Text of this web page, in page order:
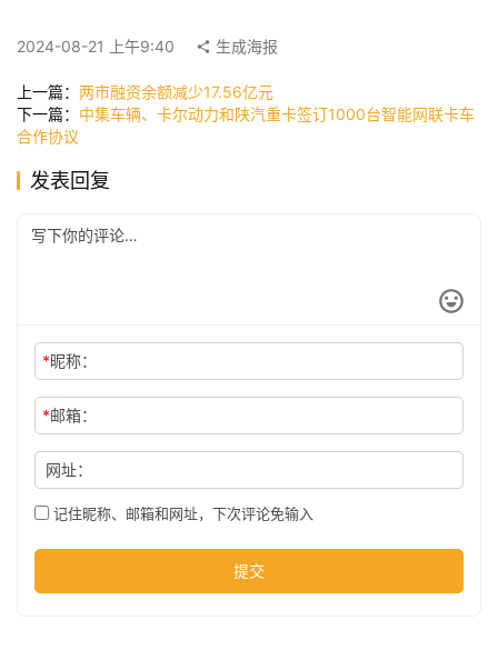
快
讯
司
科
2024-08-21 上午9:40 生成海报
上一篇： 两市融资余额减少17.56亿元
下一篇： 中集车辆、卡尔动力和陕汽重卡签订1000台智能网联卡车
合作协议
发表回复
*昵称：
*邮箱：
网址：
记住昵称、邮箱和网址，下次评论免输入
提交